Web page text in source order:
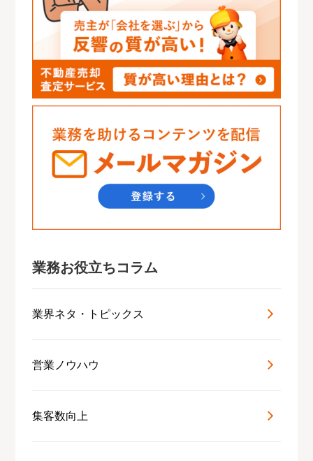
業務お役立ちコラム
業界ネタ・トピックス
営業ノウハウ
集客数向上